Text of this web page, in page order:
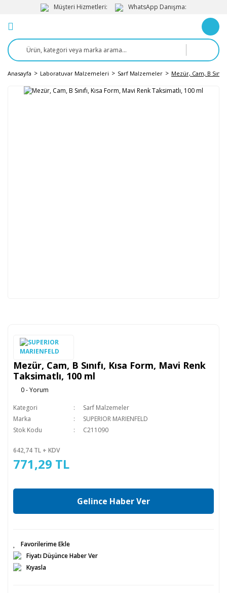
Müşteri Hizmetleri: WhatsApp Danışma:
Anasayfa Laboratuvar Malzemeleri Sarf Malzemeler Mezür, Cam, B
Mezür, Cam, B Sınıfı, Kısa Form, Mavi Renk
Taksimatlı, 100 ml
0 - Yorum
Kategori
Sarf Malzemeler
Marka
SUPERIOR MARIENFELD
Stok Kodu
C211090
642,74 TL + KDV
771,29 TL
Gelince Haber Ver
Fiyatı Düşünce Haber Ver
Kıyasla